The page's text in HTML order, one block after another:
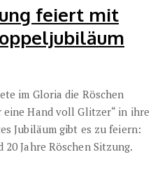
feiert mit
im Gloria die Röschen
Hand voll Glitzer“ in ihre
Jubiläum gibt es zu feiern:
Jahre Röschen Sitzung.